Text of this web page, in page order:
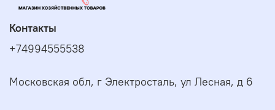
Контакты
+74994555538
Московская обл, г Электросталь, ул Лесная, д 6